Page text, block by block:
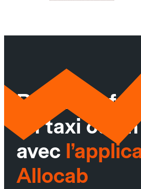
Réservez
un taxi ou
avec
Allocab